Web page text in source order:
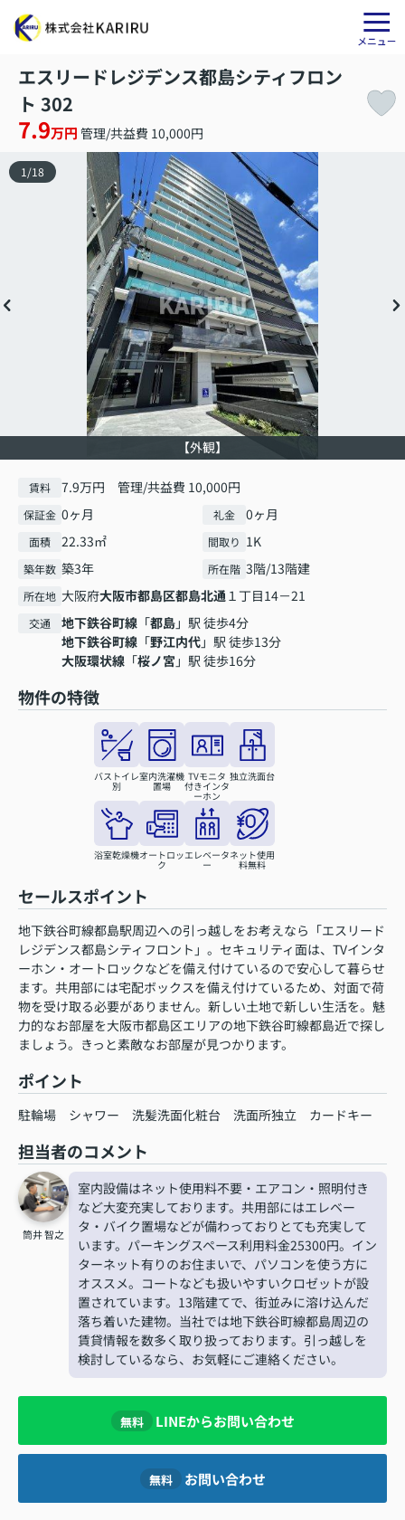
エスリードレジデンス都島シティフロン
ト 302
7.9万円 管理/共益費 10,000円
【外観】
1 /18
賃料 7.9万円 管理/共益費 10,000円
保証金 0ヶ月 礼金 0ヶ月
面積 22.33㎡ 間取り 1K
築年数 築3年 所在階 3階/13階建
所在地 大阪府大阪市都島区都島北通１丁目14－21
交通 地下鉄谷町線 「都島」駅 徒歩4分
地下鉄谷町線 「野江内代」駅 徒歩13分
大阪環状線 「桜ノ宮 」駅 徒歩16分
物件の特徴
バストイレ
別
室内洗濯機
置場
TVモニタ
付きインタ
ーホン
独立洗面台
浴室乾燥機オートロッ
ク
エレベータ
ー
ネット使用
料無料
セールスポイント
地下鉄谷町線都島駅周辺への引っ越しをお考えなら「エスリード
レジデンス都島シティフロント」。セキュリティ面は、TVインタ
ーホン・オートロックなどを備え付けているので安心して暮らせ
ます。共用部には宅配ボックスを備え付けているため、対面で荷
物を受け取る必要がありません。新しい土地で新しい生活を。魅
力的なお部屋を大阪市都島区エリアの地下鉄谷町線都島近で探し
ましょう。きっと素敵なお部屋が見つかります。
ポイント
駐輪場 シャワー 洗髪洗面化粧台 洗面所独立 カードキー
担当者のコメント
筒井 智之
室内設備はネット使用料不要・エアコン・照明付き
など大変充実しております。共用部にはエレベー
タ・バイク置場などが備わっておりとても充実して
います。パーキングスペース利用料金25300円。イン
ターネット有りのお住まいで、パソコンを使う方に
オススメ。コートなども扱いやすいクロゼットが設
置されています。13階建てで、街並みに溶け込んだ
落ち着いた建物。当社では地下鉄谷町線都島周辺の
賃貸情報を数多く取り扱っております。引っ越しを
検討しているなら、お気軽にご連絡ください。
無料 LINEからお問い合わせ
無料 お問い合わせ